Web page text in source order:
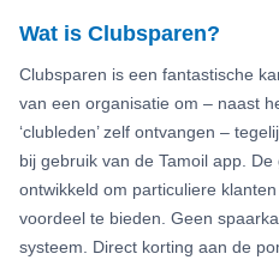
Wat is Clubsparen?
Clubsparen is een fantastische
van een organisatie om – naast
‘clubleden’ zelf ontvangen –
bij gebruik van de Tamoil app.
ontwikkeld om particuliere
voordeel te bieden. Geen
systeem. Direct korting aan de